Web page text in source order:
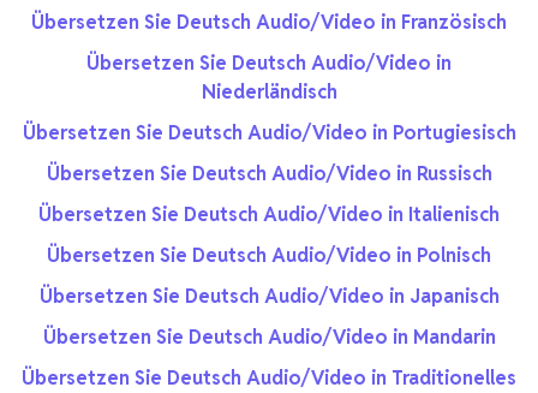
Übersetzen Sie Deutsch Audio/Video in Französisch
Übersetzen Sie Deutsch Audio/Video in
Niederländisch
Übersetzen Sie Deutsch Audio/Video in Portugiesisch
Übersetzen Sie Deutsch Audio/Video in Russisch
Übersetzen Sie Deutsch Audio/Video in Italienisch
Übersetzen Sie Deutsch Audio/Video in Polnisch
Übersetzen Sie Deutsch Audio/Video in Japanisch
Übersetzen Sie Deutsch Audio/Video in Mandarin
Übersetzen Sie Deutsch Audio/Video in Traditionelles